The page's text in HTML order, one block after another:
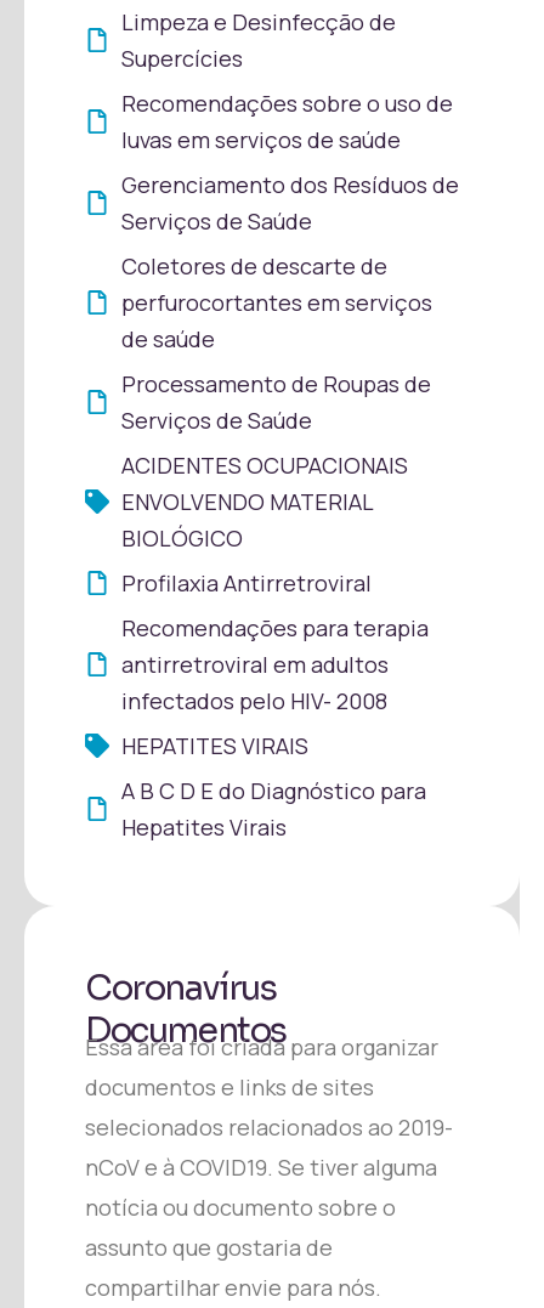
Limpeza e Desinfecção de
Supercícies
Recomendações sobre o uso de
luvas em serviços de saúde
Gerenciamento dos Resíduos de
Serviços de Saúde
Coletores de descarte de
perfurocortantes em serviços
de saúde
Processamento de Roupas de
Serviços de Saúde
ACIDENTES OCUPACIONAIS
ENVOLVENDO MATERIAL
BIOLÓGICO
Profilaxia Antirretroviral
Recomendações para terapia
antirretroviral em adultos
infectados pelo HIV- 2008
HEPATITES VIRAIS
A B C D E do Diagnóstico para
Hepatites Virais
Coronavírus
Documentos
Essa área foi criada para organizar
documentos e links de sites
selecionados relacionados ao 2019-
nCoV e à COVID19. Se tiver alguma
notícia ou documento sobre o
assunto que gostaria de
compartilhar envie para nós.